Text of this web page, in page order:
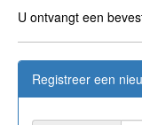
U ontvangt een
Registreer een